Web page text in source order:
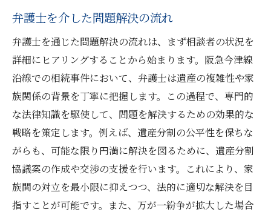
弁護士を介した問題解決の流れ
弁護士を通じた問題解決の流れは、まず相談者の状況を
詳細にヒアリングすることから始まります。阪急今津線
沿線での相続事件において、弁護士は遺産の複雑性や家
族関係の背景を丁寧に把握します。この過程で、専門的
な法律知識を駆使して、問題を解決するための効果的な
戦略を策定します。例えば、遺産分割の公平性を保ちな
がらも、可能な限り円満に解決を図るために、遺産分割
協議案の作成や交渉の支援を行います。これにより、家
族間の対立を最小限に抑えつつ、法的に適切な解決を目
指すことが可能です。また、万が一紛争が拡大した場合